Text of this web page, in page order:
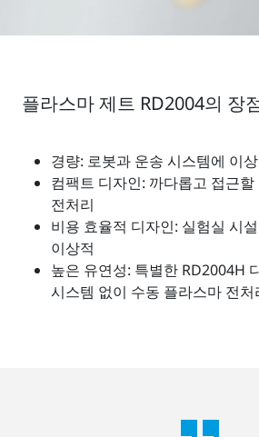
플라스마 제트 RD2004의 장
경량: 로봇과 운송 시스템에 이
컴팩트 디자인: 까다롭고 접근
전처리
비용 효율적 디자인: 실험실 시
이상적
높은 유연성: 특별한 RD2004H
시스템 없이 수동 플라스마 전처